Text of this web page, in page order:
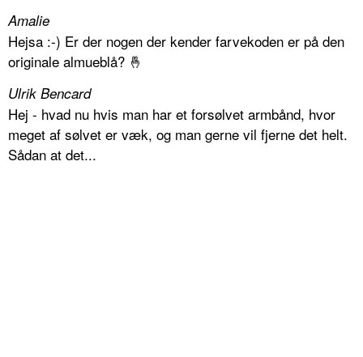
Amalie
Hejsa :-) Er der nogen der kender farvekoden er på den
originale almueblå? 🤞
Ulrik Bencard
Hej - hvad nu hvis man har et forsølvet armbånd, hvor
meget af sølvet er væk, og man gerne vil fjerne det helt.
Sådan at det...